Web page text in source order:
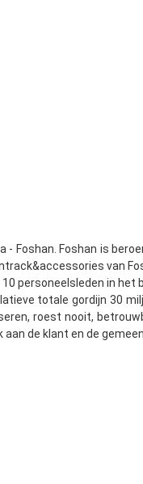
Foshan. Foshan is
van
personeelsleden in
totale gordijn 30
roest nooit,
de klant en de